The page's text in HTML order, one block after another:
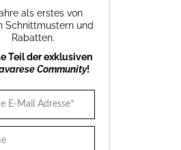
als erstes von
Schnittmustern und
Rabatten.
Teil der exklusiven
Community!